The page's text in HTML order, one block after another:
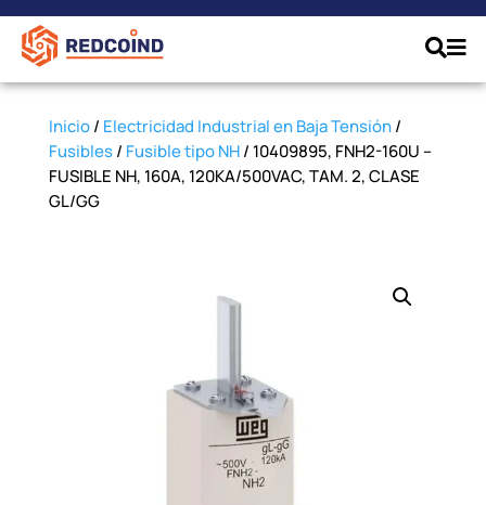
Inicio/ Electricidad Industrial en Baja Tensión/
Fusibles/ Fusible tipo NH/ 10409895, FNH2-160U –
FUSIBLE NH, 160A, 120KA/500VAC, TAM. 2, CLASE
GL/GG